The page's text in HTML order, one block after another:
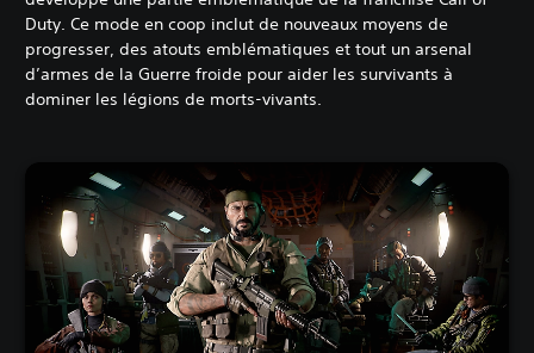
Duty. Ce mode en coop inclut de nouveaux moyens de
progresser, des atouts emblématiques et tout un arsenal
d’armes de la Guerre froide pour aider les survivants à
dominer les légions de morts-vivants.